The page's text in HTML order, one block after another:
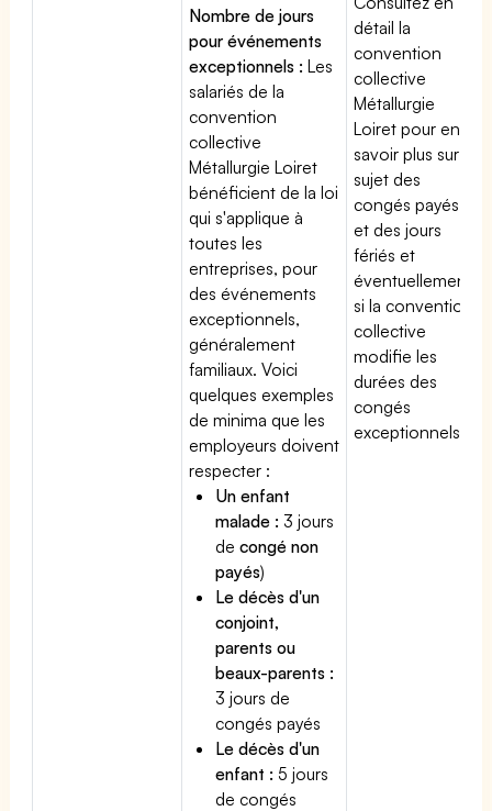
Nombre de jours
pour événements
exceptionnels : Les
salariés de la
convention
collective
Métallurgie Loiret
bénéficient de la loi
qui s'applique à
toutes les
entreprises, pour
des événements
exceptionnels,
généralement
familiaux. Voici
quelques exemples
de minima que les
employeurs doivent
respecter :
Un enfant
malade : 3 jours
decongé non
payés)
Le décès d'un
conjoint,
parents ou
beaux-parents :
3 jours de
congés payés
Le décès d'un
enfant : 5 jours
de congés
détail la
convention
collective
Métallurgie
Loiret pour en
savoir plus sur le
sujet des
congés payés
et des jours
fériés et
éventuellement
si la convention
collective
modifie les
durées des
congés
exceptionnels.